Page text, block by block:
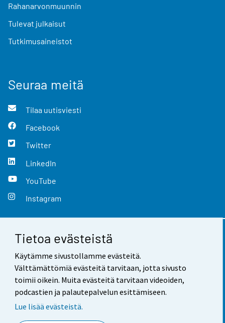
Tietoa evästeistä
Käytämme sivustollamme evästeitä.
Välttämättömiä evästeitä tarvitaan, jotta sivusto
toimii oikein. Muita evästeitä tarvitaan videoiden,
podcastien ja palautepalvelun esittämiseen.
Lue lisää evästeistä.
Rahanarvonmuunnin
Tulevat julkaisut
Tutkimusaineistot
Seuraa meitä
Tilaa uutisviesti
Facebook
Twitter
LinkedIn
YouTube
Instagram
Yhteystiedot
Palaute
Käyttöehdot
Saavutettavuus